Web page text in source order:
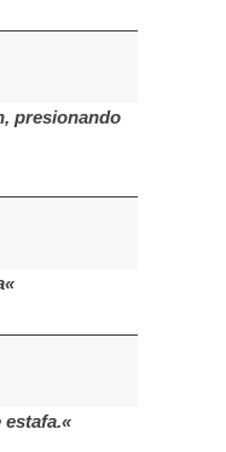
presionando
estafa.«